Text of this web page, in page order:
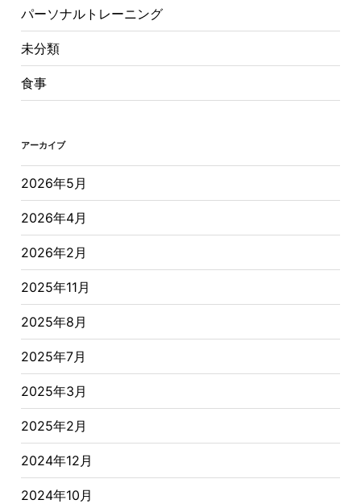
パーソナルトレーニング
未分類
食事
アーカイブ
2026年5月
2026年4月
2026年2月
2025年11月
2025年8月
2025年7月
2025年3月
2025年2月
2024年12月
2024年10月